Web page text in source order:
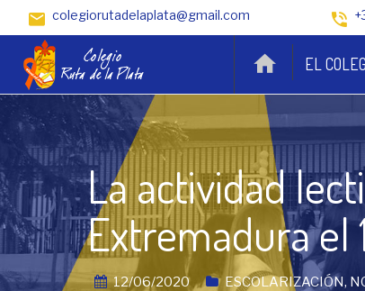
colegiorutadelaplata@gmail.com
EL
La actividad
Extremadura el
12/06/2020 ESCOLARIZACIÓN,